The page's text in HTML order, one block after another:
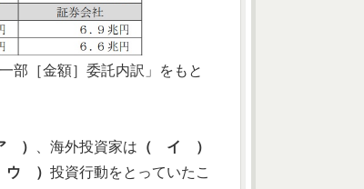
部［金額］委託内訳」をもと
） 、海外投資家は （ イ ）
） 投資行動をとっていたこ